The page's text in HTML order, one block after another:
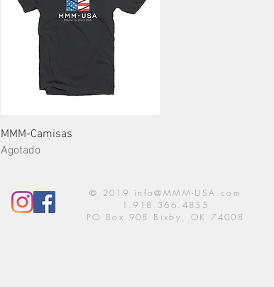
Vista rápida
MMM-Camisas
Agotado
© 2019 info@MMM-USA.com
1.918.366.4855
PO Box 908 Bixby, OK 74008